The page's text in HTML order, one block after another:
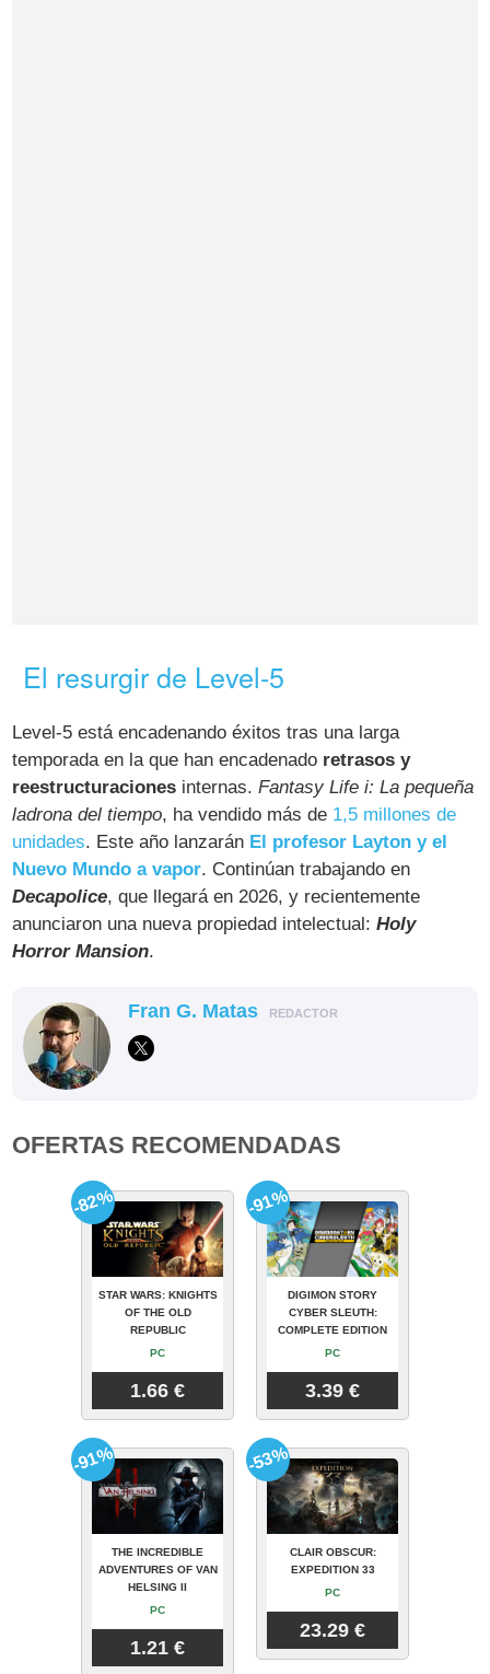
El resurgir de Level-5
Level-5 está encadenando éxitos tras una larga
temporada en la que han encadenado retrasos y
reestructuraciones internas.Fantasy Life i: La pequeña
ladrona del tiempo, ha vendido más de 1,5 millones de
unidades. Este año lanzarán El profesor Layton y el
Nuevo Mundo a vapor. Continúan trabajando en
Decapolice, que llegará en 2026, y recientemente
anunciaron una nueva propiedad intelectual:Holy
Horror Mansion.
Fran G. Matas REDACTOR
OFERTAS RECOMENDADAS
STAR WARS: KNIGHTS
OF THE OLD
REPUBLIC
PC
1.66 €
-82%
DIGIMON STORY
CYBER SLEUTH:
COMPLETE EDITION
PC
3.39 €
-91%
THE INCREDIBLE
ADVENTURES OF VAN
HELSING II
PC
1.21 €
-91%
CLAIR OBSCUR:
EXPEDITION 33
PC
23.29 €
-53%